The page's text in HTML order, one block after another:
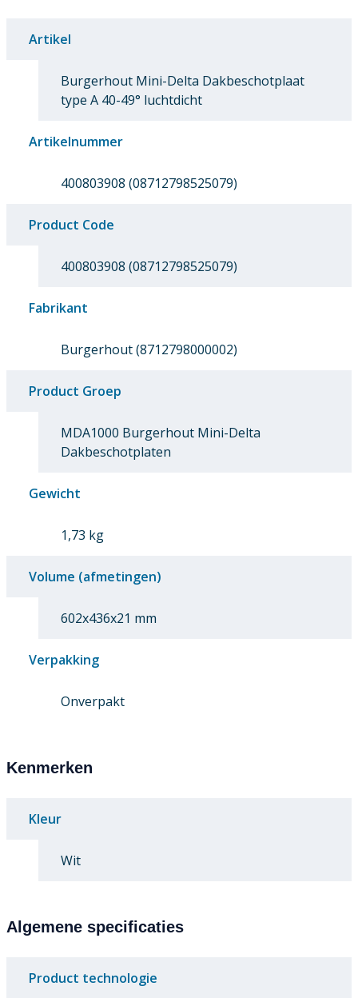
Artikel
Burgerhout Mini-Delta Dakbeschotplaat
type A 40-49° luchtdicht
Artikelnummer
400803908 (08712798525079)
Product Code
400803908 (08712798525079)
Fabrikant
Burgerhout (8712798000002)
Product Groep
MDA1000 Burgerhout Mini-Delta
Dakbeschotplaten
Gewicht
1,73 kg
Volume (afmetingen)
602x436x21 mm
Verpakking
Onverpakt
Kenmerken
Kleur
Wit
Algemene specificaties
Product technologie